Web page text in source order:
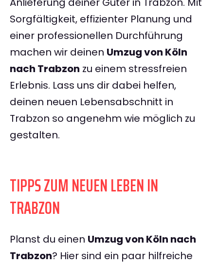
Sorgfältigkeit, effizienter Planung und
einer professionellen Durchführung
machen wir deinen Umzug von Köln
nach Trabzon zu einem stressfreien
Erlebnis. Lass uns dir dabei helfen,
deinen neuen Lebensabschnitt in
Trabzon so angenehm wie möglich zu
gestalten.
TIPPS ZUM NEUEN LEBEN IN
TRABZON
Planst du einen Umzug von Köln nach
Trabzon? Hier sind ein paar hilfreiche